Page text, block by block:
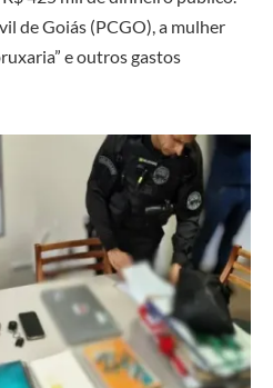
de Goiás (PCGO), a mulher
e outros gastos